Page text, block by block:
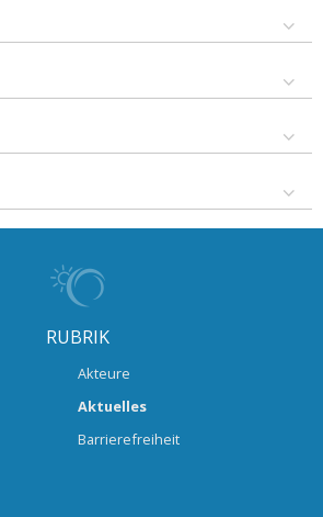
RUBRIK
Akteure
Aktuelles
Barrierefreiheit